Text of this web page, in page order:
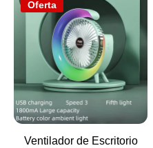
Oferta
Ventilador de Escritorio